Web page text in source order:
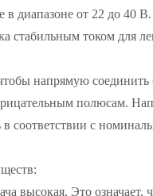
в диапазоне от 22 до 40 В.
стабильным током для
напрямую соединить
полюсам.
соответствии с
высокая. Это